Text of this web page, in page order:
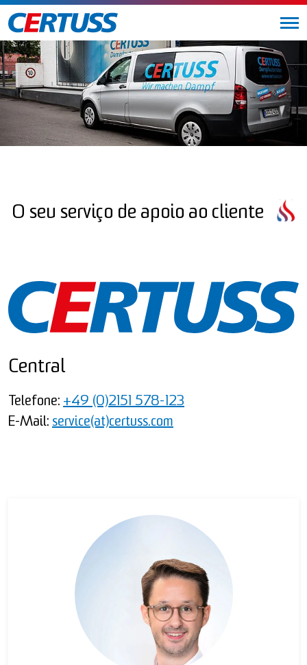
O seu serviço de apoio ao cliente
Central
Telefone: +49 (0)2151 578-123
E-Mail: service(at)certuss.com